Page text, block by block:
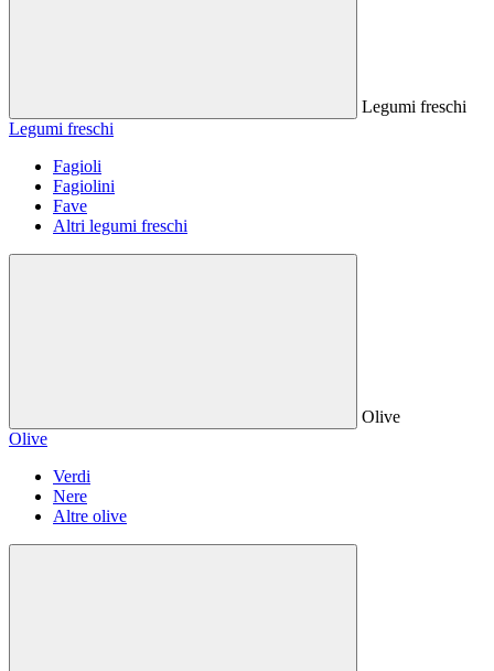
Legumi freschi
Legumi freschi
Fagioli
Fagiolini
Fave
Altri legumi freschi
Olive
Olive
Verdi
Nere
Altre olive